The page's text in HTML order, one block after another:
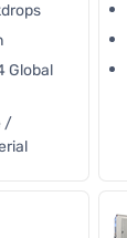
Global
/